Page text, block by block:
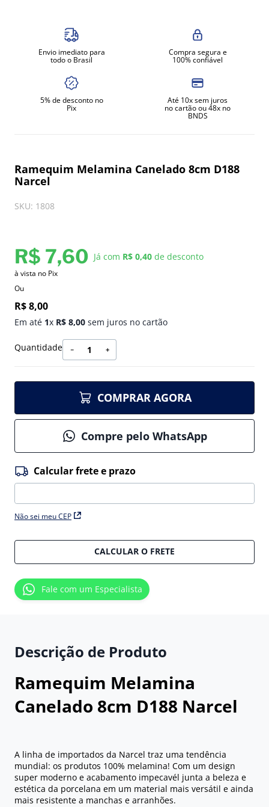
Envio imediato para
todo o Brasil
Compra segura e
100% confiável
5% de desconto no
Pix
Até 10x sem juros
no cartão ou 48x no
BNDS
Ramequim Melamina Canelado 8cm D188
Narcel
SKU: 1808
R$ 7,60 Já com R$ 0,40 de desconto
à vista no Pix
Ou
R$8,00
Em até 1x R$ 8,00 sem juros no cartão
Quantidade ＋
－
COMPRAR AGORA
Compre pelo WhatsApp
Não sei meu CEP
CALCULAR O FRETE
Fale com um Especialista
Descrição de Produto
Ramequim Melamina
Canelado 8cm D188 Narcel
A linha de importados da Narcel traz uma tendência
mundial: os produtos 100% melamina! Com um design
super moderno e acabamento impecavél junta a beleza e
estética da porcelana em um material mais versátil e ainda
mais resistente a manchas e arranhões.
exaustor
robot coupe